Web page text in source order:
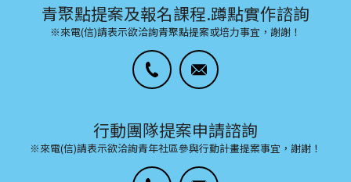
青聚點提案及報名課程.蹲點實作諮詢
※來電(信)請表示欲洽詢青聚點提案或培力事宜，謝謝！
行動團隊提案申請諮詢
※來電(信)請表示欲洽詢青年社區參與行動計畫提案事宜，謝謝！